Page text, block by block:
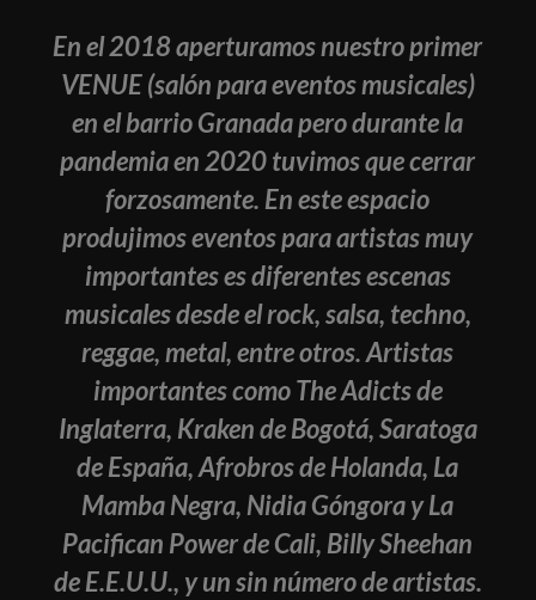
En el 2018 aperturamos nuestro primer
VENUE (salón para eventos musicales)
en el barrio Granada pero durante la
pandemia en 2020 tuvimos que cerrar
forzosamente. En este espacio
produjimos eventos para artistas muy
importantes es diferentes escenas
musicales desde el rock, salsa, techno,
reggae, metal, entre otros. Artistas
importantes como The Adicts de
Inglaterra, Kraken de Bogotá, Saratoga
de España, Afrobros de Holanda, La
Mamba Negra, Nidia Góngora y La
Pacifican Power de Cali, Billy Sheehan
de E.E.U.U., y un sin número de artistas.